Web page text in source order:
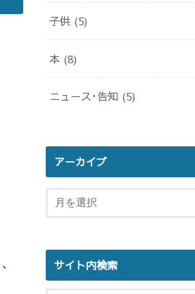
子供 (5)
本 (8)
ニュース･告知 (5)
アーカイブ
サイト内検索